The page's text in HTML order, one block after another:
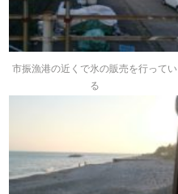
市振漁港の近くで氷の販売を行ってい
る